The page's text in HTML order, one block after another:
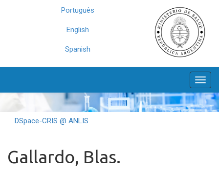
Português
English
Spanish
DSpace-CRIS @ ANLIS
Gallardo, Blas.